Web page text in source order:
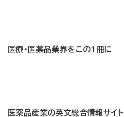
医療・医薬品業界をこの1冊に
医薬品産業の英文総合情報サイト